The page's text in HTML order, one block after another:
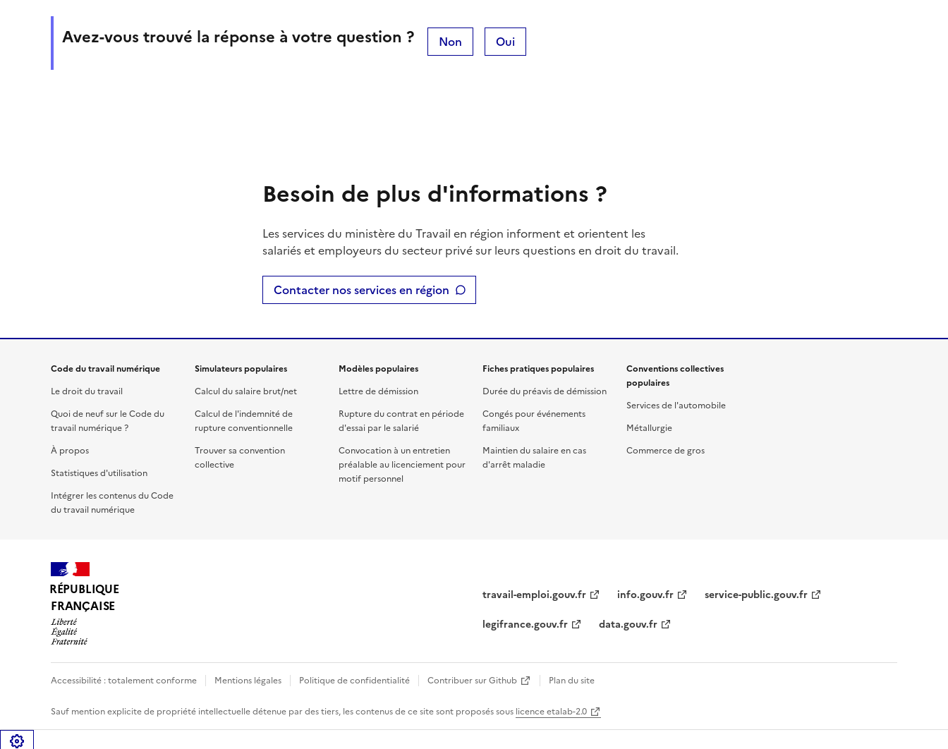
Avez-vous trouvé la réponse à votre question ? Non Oui
Besoin de plus d'informations ?
Les services du ministère du Travail en région informent et orientent les
salariés et employeurs du secteur privé sur leurs questions en droit du travail.
Contacter nos services en région
Code du travail numérique
Le droit du travail
Quoi de neuf sur le Code du
travail numérique ?
À propos
Statistiques d'utilisation
Intégrer les contenus du Code
du travail numérique
Simulateurs populaires
Calcul du salaire brut/net
Calcul de l'indemnité de
rupture conventionnelle
Trouver sa convention
collective
Modèles populaires
Lettre de démission
Rupture du contrat en période
d'essai par le salarié
Convocation à un entretien
préalable au licenciement pour
motif personnel
Fiches pratiques populaires
Durée du préavis de démission
Congés pour événements
familiaux
Maintien du salaire en cas
d'arrêt maladie
Conventions collectives
populaires
Services de l'automobile
Métallurgie
Commerce de gros
RÉPUBLIQUE
FRANÇAISE
travail-emploi.gouv.fr info.gouv.fr
service-public.gouv.fr
legifrance.gouv.fr
data.gouv.fr
Accessibilité : totalement conforme Mentions légales Politique de confidentialité Contribuer sur Github Plan du site
Sauf mention explicite de propriété intellectuelle détenue par des tiers, les contenus de ce site sont proposés sous licence etalab-2.0